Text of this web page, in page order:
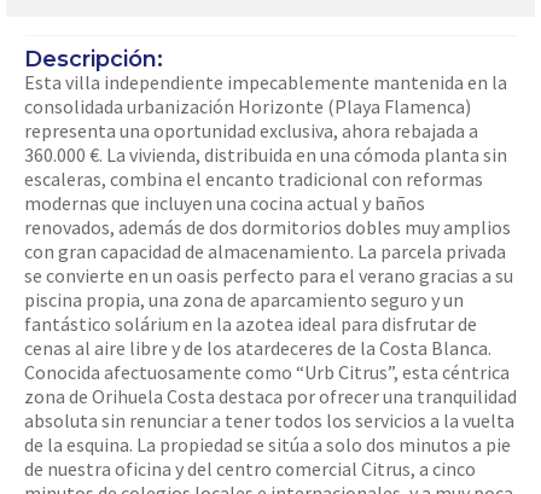
Descripción:
Esta villa independiente impecablemente mantenida en la
consolidada urbanización Horizonte (Playa Flamenca)
representa una oportunidad exclusiva, ahora rebajada a
360.000 €. La vivienda, distribuida en una cómoda planta sin
escaleras, combina el encanto tradicional con reformas
modernas que incluyen una cocina actual y baños
renovados, además de dos dormitorios dobles muy amplios
con gran capacidad de almacenamiento. La parcela privada
se convierte en un oasis perfecto para el verano gracias a su
piscina propia, una zona de aparcamiento seguro y un
fantástico solárium en la azotea ideal para disfrutar de
cenas al aire libre y de los atardeceres de la Costa Blanca.
Conocida afectuosamente como “Urb Citrus”, esta céntrica
zona de Orihuela Costa destaca por ofrecer una tranquilidad
absoluta sin renunciar a tener todos los servicios a la vuelta
de la esquina. La propiedad se sitúa a solo dos minutos a pie
de nuestra oficina y del centro comercial Citrus, a cinco